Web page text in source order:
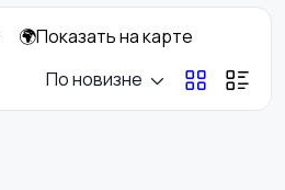
Коллекционирование
🌍Показать на карте
По новизне